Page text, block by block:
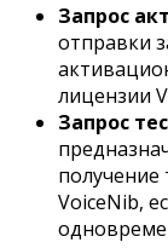
Запрос
отправки
лицензии
Запрос
получение
VoiceNib,